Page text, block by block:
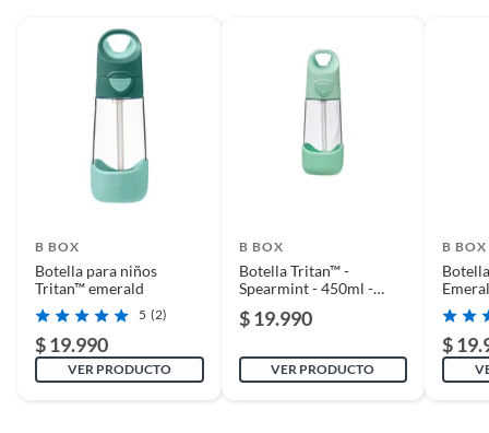
Medidas 77 mm (d) x 73,35 mm (ancho) x 232 mm (alto)
B BOX
Botella para niños
Tritan™ emerald
5 (2)
$ 19.990
VER PRODUCTO
B BOX
Botella Tritan™ -
Spearmint - 450ml -
$ 19.990
VER PRODUCTO
B BOX
b.box
$